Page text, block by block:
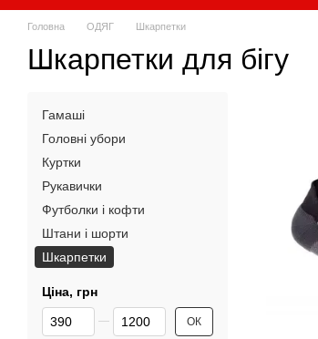
Головна ОДЯГ Шкарпетки
Шкарпетки для бігу
Гамаші
Головні убори
Куртки
Рукавички
Футболки і кофти
Штани і шорти
Шкарпетки
Ціна, грн
Від Ціна, грн
До Ціна, грн ОК